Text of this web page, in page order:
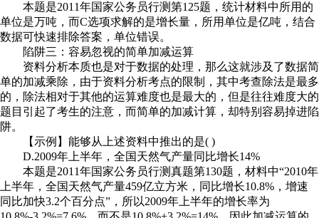
本题是2011年国家公务员行测第125题，统计材料中所用的
单位是万吨，而C选项求解的是增长量，所用单位是亿吨，结合
数据可快速排除答案，单位错误。
陷阱三：容易忽视的简单加减运算
资料分析本质也是对于数据的处理，那么这就涉及了数据简
单的加减乘除，由于资料分析考点的限制，其中考查除法是最多
的，除法相对于其他的运算难度也是最大的，但是往往难度大的
题目引起了考生的注意，而简单的加减计算，却特别容易掉进陷
阱。
【示例】能够从上述资料中推出的是( )
D.2009年上半年，全国天然气产量同比增长14%
本题是2011年国家公务员行测真题第130题，材料中“2010年
上半年，全国天然气产量459亿立方米，同比增长10.8%，增速
同比加快3.2个百分点”，所以2009年上半年的增长率为